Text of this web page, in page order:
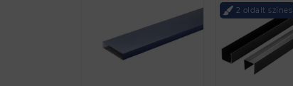
2 oldalt színes